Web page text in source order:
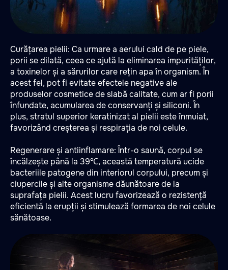
Curățarea pielii: Ca urmare a aerului cald de pe piele,
porii se dilată, ceea ce ajută la eliminarea impurităților,
a toxinelor și a sărurilor care rețin apa în organism. În
acest fel, pot fi evitate efectele negative ale
produselor cosmetice de slabă calitate, cum ar fi porii
înfundate, acumularea de conservanți și siliconi. În
plus, stratul superior keratinizat al pielii este înmuiat,
favorizând creșterea și respirația de noi celule.
Regenerare și antiinflamare: Într-o saună, corpul se
încălzește până la 39℃, această temperatură ucide
bacteriile patogene din interiorul corpului, precum și
ciupercile și alte organisme dăunătoare de la
suprafața pielii. Acest lucru favorizează o rezistență
eficientă la erupții și stimulează formarea de noi celule
sănătoase.